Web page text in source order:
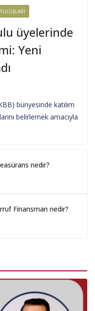
üyelerinde
Yeni
bünyesinde katılım
belirlemek amacıyla
nedir?
Finansman nedir?